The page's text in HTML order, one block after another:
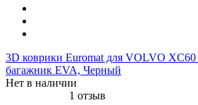
3D коврики Euromat для VOLVO
багажник EVA, Черный
Нет в наличии
1 отзыв